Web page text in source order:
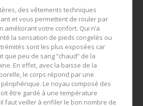
des vêtements techniques
et vous permettent de rouler par
améliorant votre confort. Qui n’a
la sensation de pieds congelés ou
sont les plus exposées car
que peu de sang “chaud” de la
En effet, avec la baisse de la
le corps répond par une
Le noyau composé des
être gardé à une température
faut veiller à enfiler le bon nombre de